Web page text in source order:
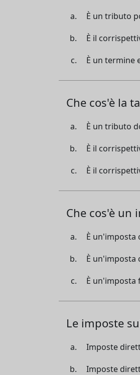
È un tributo
È il
È un termine
Che cos'è la
È un tributo
È il
È il
Che cos'è un
È
È un'imposta
È un'imposta
Le imposte
Imposte
Imposte